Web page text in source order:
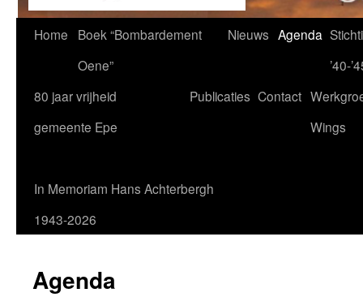
Home
Boek “Bombardement
Oene”
Nieuws Agenda
’40-
80 jaar vrijheid
gemeente Epe
Publicaties Contact
Wings
In Memoriam Hans Achterbergh
1943-2026
Agenda